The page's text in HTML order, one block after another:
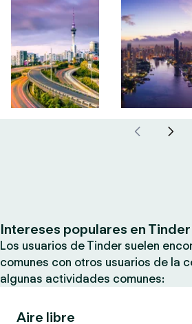
Intereses populares en Tinder
Los usuarios de Tinder suelen
comunes con otros usuarios de la
algunas actividades comunes:
Aire libre